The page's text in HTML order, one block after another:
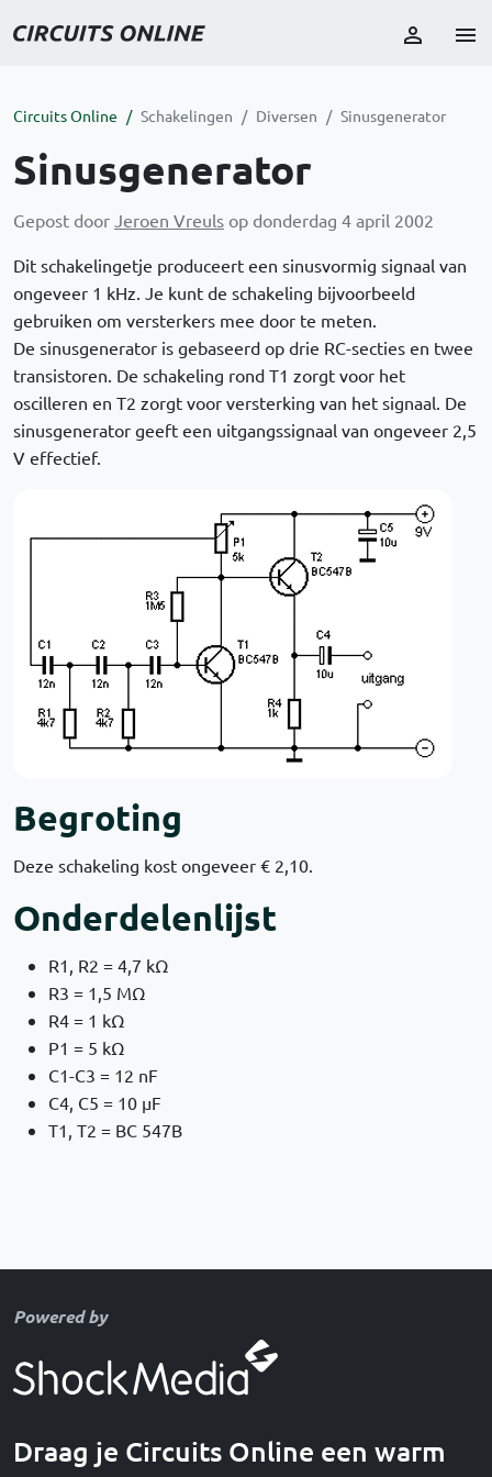
Circuits Online Schakelingen Diversen Sinusgenerator
Sinusgenerator
Gepost door Jeroen Vreuls op donderdag 4 april 2002
Dit schakelingetje produceert een sinusvormig signaal van
ongeveer 1 kHz. Je kunt de schakeling bijvoorbeeld
gebruiken om versterkers mee door te meten.
De sinusgenerator is gebaseerd op drie RC-secties en twee
transistoren. De schakeling rond T1 zorgt voor het
oscilleren en T2 zorgt voor versterking van het signaal. De
sinusgenerator geeft een uitgangssignaal van ongeveer 2,5
V effectief.
Begroting
Deze schakeling kost ongeveer € 2,10.
Onderdelenlijst
R1, R2 = 4,7 kΩ
R3 = 1,5 MΩ
R4 = 1 kΩ
P1 = 5 kΩ
C1-C3 = 12 nF
C4, C5 = 10 µF
T1, T2 = BC 547B
Powered by
Draag je Circuits Online een warm